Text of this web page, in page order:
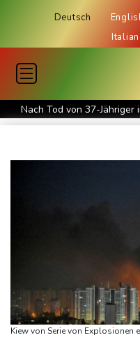
Deutsch
Nach Tod von 37-
freiem Fuß
Grindel erwartet
Regierung will bei
der Grünen
Hitze und Niedrigwasser:
Kiew von Serie von Explosionen